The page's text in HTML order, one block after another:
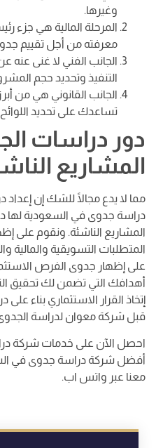
وغيرها.
المرحلة المالية هي جزء
معرفته من أجل تقييم
الجانب الفني لا غنى عنه
التنفيذ وتحديد حجم
الجانب القانوني هي من
تساعدك على تحديد
دور دراسات
المشاريع
مما لا يدع مجالًا للشك إن
دراسة جدوى في السعودية لها
المشاريع الناشئة. ونقوم على
المتطلبات التسويقية والمالية
على إظهار جدوى الفرص
أهدافك التي تضمن لك تحقيق
إتخاذ القرار الاستثماري بناء
قبل شركة معوان لدراسة
احصل الآن على خدمات شركة
أفضل شركة دراسة جدوى في
معنا عبر واتس اب.